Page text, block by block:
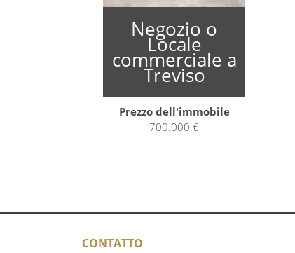
Negozio o
Locale
commerciale a
Treviso
Prezzo dell'immobile
700.000 €
CONTATTO